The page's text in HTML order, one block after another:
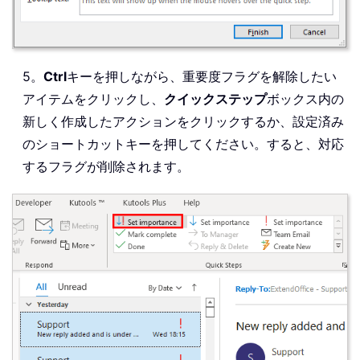
5。 Ctrlキーを押しながら、重要度フラグを解除したい
アイテムをクリックし、 クイックステップボックス内の
新しく作成したアクションをクリックするか、設定済み
のショートカットキーを押してください。すると、対応
するフラグが削除されます。